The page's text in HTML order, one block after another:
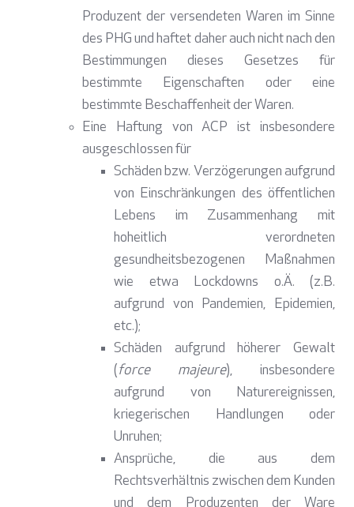
Produzent der versendeten Waren im Sinne
des PHG und haftet daher auch nicht nach den
Bestimmungen dieses Gesetzes für
bestimmte Eigenschaften oder eine
bestimmte Beschaffenheit der Waren.
Eine Haftung von ACP ist insbesondere
ausgeschlossen für
Schäden bzw. Verzögerungen aufgrund
von Einschränkungen des öffentlichen
Lebens im Zusammenhang mit
hoheitlich verordneten
gesundheitsbezogenen Maßnahmen
wie etwa Lockdowns o.Ä. (z.B.
aufgrund von Pandemien, Epidemien,
etc.);
Schäden aufgrund höherer Gewalt
( force majeure), insbesondere
aufgrund von Naturereignissen,
kriegerischen Handlungen oder
Unruhen;
Ansprüche, die aus dem
Rechtsverhältnis zwischen dem Kunden
und dem Produzenten der Ware